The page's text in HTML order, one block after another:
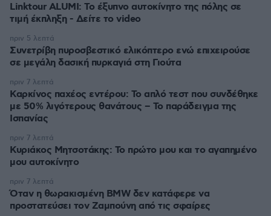
Linktour ALUMI: Το έξυπνο αυτοκίνητο της πόλης σε
τιμή έκπληξη - Δείτε το video
Συνετρίβη πυροσβεστικό ελικόπτερο ενώ επιχειρούσε
σε μεγάλη δασική πυρκαγιά στη Γιούτα
πριν 5 λεπτά
Καρκίνος παχέος εντέρου: Το απλό τεστ που συνδέθηκε
με 50% λιγότερους θανάτους – Το παράδειγμα της
Ισπανίας
πριν 7 λεπτά
Κυριάκος Μητσοτάκης: Το πρώτο μου και το αγαπημένο
μου αυτοκίνητο
πριν 7 λεπτά
Όταν η θωρακισμένη BMW δεν κατάφερε να
προστατεύσει τον Ζαμπούνη από τις σφαίρες
πριν 7 λεπτά